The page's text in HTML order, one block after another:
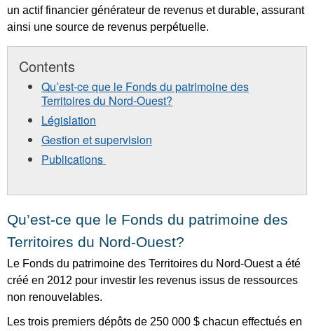
un actif financier générateur de revenus et durable, assurant
ainsi une source de revenus perpétuelle.
Contents
Qu’est-ce que le Fonds du patrimoine des
Territoires du Nord-Ouest?
Législation
Gestion et supervision
Publications
Qu’est-ce que le Fonds du patrimoine des
Territoires du Nord-Ouest?
Le Fonds du patrimoine des Territoires du Nord-Ouest a été
créé en 2012 pour investir les revenus issus de ressources
non renouvelables.
Les trois premiers dépôts de 250 000 $ chacun effectués en